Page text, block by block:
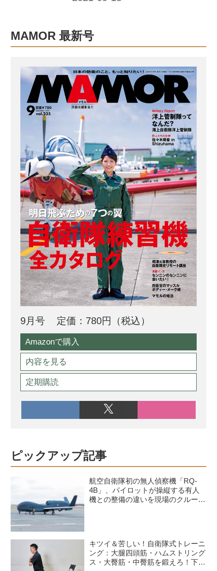
直接支援する職域、肉体負担の大きい
職域に、子どもを産み育てる、いわゆ
が配置されることはなかった。これが
「女性の配置制限」だ。しかし少子化
などにより自衛隊員の人材確保が難し
くなったことを背景に防衛庁（当時）
が1993年に隊員の配置制度などの見直
しを始めて以降、自衛隊の任務の多様
化などに的確に対応し、女性が活躍で
きる...
MAMOR 最新号
9月号 定価：780円（税込）
Amazonで購入
内容を見る
定期購読
ピックアップ記事
航空自衛隊初の無人偵察機「RQ-
4B」、パイロットが操縦する有人
機との整備の違いを現場のクルーが
キツイ＆苦しい！自衛隊式トレーニ
ング：大腿四頭筋・ハムストリング
ス・大臀筋・中臀筋を鍛えろ！下半